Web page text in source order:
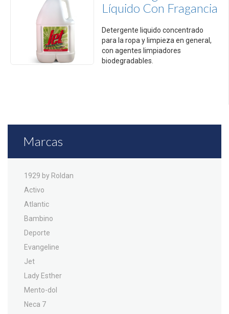
Líquido Con Fragancia
Detergente liquido concentrado
para la ropa y limpieza en general,
con agentes limpiadores
biodegradables.
Marcas
1929 by Roldan
Activo
Atlantic
Bambino
Deporte
Evangeline
Jet
Lady Esther
Mento-dol
Neca 7